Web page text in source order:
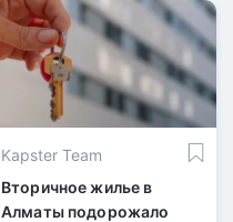
кредитное бюро
сообщает, что за май
показатель упал на 18,6%.
Kapster Team
Вторичное жилье в
Алматы подорожало